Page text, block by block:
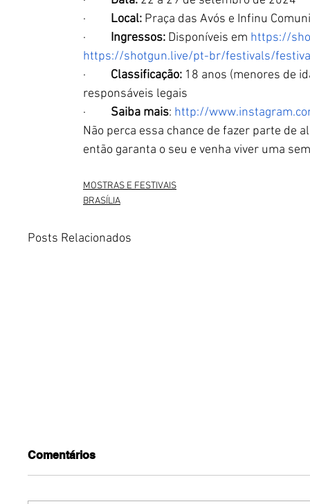
· Local: Praça das Avós e Infinu
· Ingressos: Disponíveis em https://
https://shotgun.live/pt-br/festivals/
· Classificação: 18 anos (menores de
responsáveis legais
· Saiba mais: http://
Não perca essa chance de fazer parte de
então garanta o seu e venha viver uma
MOSTRAS E FESTIVAIS
BRASÍLIA
Posts Relacionados
Comentários